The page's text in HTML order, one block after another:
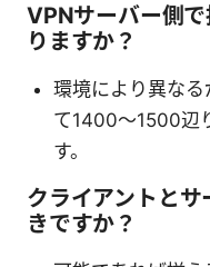
VPNサーバー側
りますか？
環境により異なる
て1400〜1500辺
す。
クライアントと
きですか？